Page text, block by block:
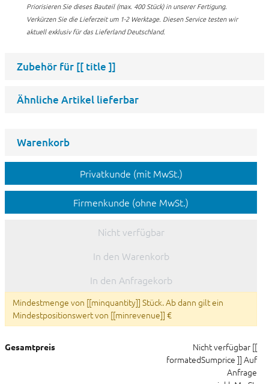
Priorisieren Sie dieses Bauteil (max. 400 Stück) in unserer Fertigung.
Verkürzen Sie die Lieferzeit um 1-2 Werktage. Diesen Service testen wir
aktuell exklusiv für das Lieferland Deutschland.
Zubehör für [[ title ]]
Ähnliche Artikel lieferbar
Warenkorb
Privatkunde (mit MwSt.)
Firmenkunde (ohne MwSt.)
Nicht verfügbar
In den Warenkorb
In den Anfragekorb
Mindestmenge von [[minquantity]] Stück. Ab dann gilt ein
Mindestpositionswert von [[minrevenue]] €
Gesamtpreis Nicht verfügbar [[
formatedSumprice ]] Auf
Anfrage